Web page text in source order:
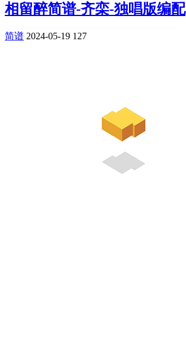
相留醉简谱-齐栾-独唱版编配
简谱 2024-05-19 127